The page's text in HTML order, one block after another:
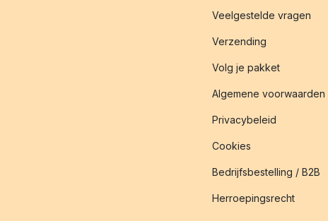
Veelgestelde vragen
Verzending
Volg je pakket
Algemene voorwaarden
Privacybeleid
Cookies
Bedrijfsbestelling / B2B
Herroepingsrecht